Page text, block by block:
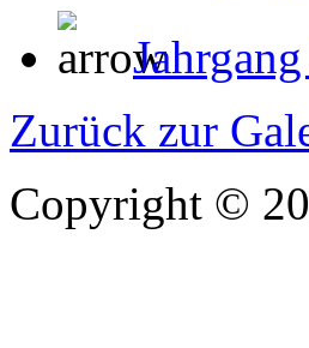
Zurück zur
Copyright ©